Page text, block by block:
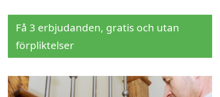
Få 3 erbjudanden, gratis och utan
förpliktelser